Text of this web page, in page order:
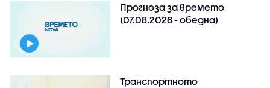
Прогноза за времето
(07.08.2026 - обедна)
Транспортното